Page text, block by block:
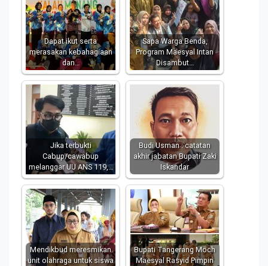
Dapat ikut serta
merasakan kebahagiaan
dan…
Sapa Warga Benda,
Program Maesyal Intan
Disambut…
Jika terbukti
Cabup/cawabup
melanggar UU ANS 119,…
Budi Usman : catatan
akhir jabatan Bupati Zaki
Iskandar
Mendikbud meresmikan
unit olahraga untuk siswa
Bupati Tangerang Moch
Maesyal Rasyid Pimpin